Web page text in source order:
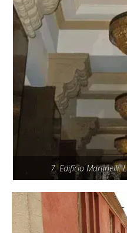
7. Edifício Martinelli: